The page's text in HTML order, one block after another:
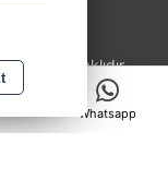
Whatsapp
hakları saklıdır.
ile